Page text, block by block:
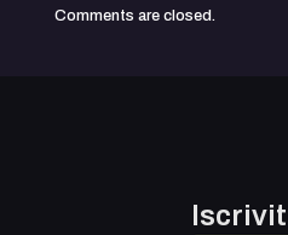
Comments are closed.